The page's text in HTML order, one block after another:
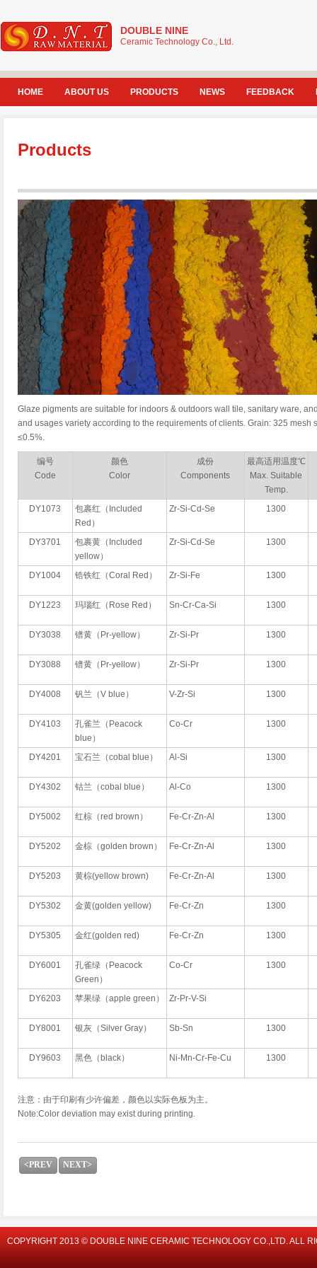
DOUBLE NINE
Ceramic Technology Co., Ltd.
HOME ABOUT US PRODUCTS NEWS FEEDBACK
Products
Glaze pigments are suitable for indoors & outdoors wall tile, sanitary ware,
and usages variety according to the requirements of clients. Grain: 325 mesh
≤0.5%.
编号
Code
颜色
Color
成份
Components
最高适用温度℃
Max. Suitable
Temp.
DY1073
包裹红（Included
Red）
Zr-Si-Cd-Se 1300
DY3701
包裹黄（Included
yellow）
Zr-Si-Cd-Se 1300
DY1004 锆铁红（Coral Red） Zr-Si-Fe 1300
DY1223 玛瑙红（Rose Red） Sn-Cr-Ca-Si 1300
DY3038 镨黄（Pr-yellow） Zr-Si-Pr 1300
DY3088 镨黄（Pr-yellow） Zr-Si-Pr 1300
DY4008 钒兰（V blue） V-Zr-Si 1300
DY4103
孔雀兰（Peacock
blue）
Co-Cr 1300
DY4201 宝石兰（cobal blue） Al-Si 1300
DY4302 钴兰（cobal blue） Al-Co 1300
DY5002 红棕（red brown） Fe-Cr-Zn-Al 1300
DY5202 金棕（golden brown） Fe-Cr-Zn-Al 1300
DY5203 黄棕(yellow brown) Fe-Cr-Zn-Al 1300
DY5302 金黄(golden yellow) Fe-Cr-Zn 1300
DY5305 金红(golden red) Fe-Cr-Zn 1300
DY6001
孔雀绿（Peacock
Green）
Co-Cr 1300
DY6203 苹果绿（apple green） Zr-Pr-V-Si
DY8001 银灰（Silver Gray） Sb-Sn 1300
DY9603 黑色（black） Ni-Mn-Cr-Fe-Cu 1300
注意：由于印刷有少许偏差，颜色以实际色板为主。
Note:Color deviation may exist during printing.
<PREV NEXT>
COPYRIGHT 2013 © DOUBLE NINE CERAMIC TECHNOLOGY CO.,LTD. ALL